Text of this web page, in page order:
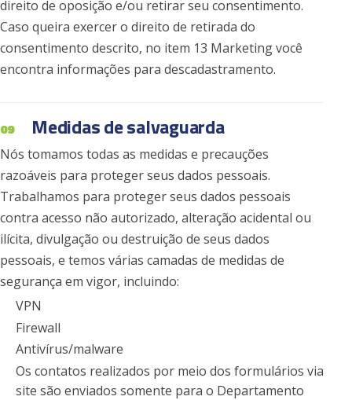
direito de oposição e/ou retirar seu consentimento.
Caso queira exercer o direito de retirada do
consentimento descrito, no item 13 Marketing você
encontra informações para descadastramento.
09 Medidas de salvaguarda
Nós tomamos todas as medidas e precauções
razoáveis para proteger seus dados pessoais.
Trabalhamos para proteger seus dados pessoais
contra acesso não autorizado, alteração acidental ou
ilícita, divulgação ou destruição de seus dados
pessoais, e temos várias camadas de medidas de
segurança em vigor, incluindo:
VPN
Firewall
Antivírus/malware
Os contatos realizados por meio dos formulários via
site são enviados somente para o Departamento